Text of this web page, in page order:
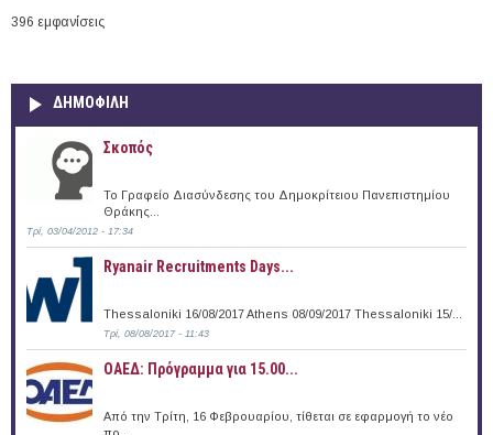
396 εμφανίσεις
ΔΗΜΟΦΙΛΗ
Σκοπός
Το Γραφείο Διασύνδεσης του Δημοκρίτειου Πανεπιστημίου
Θράκης...
Τρί, 03/04/2012 - 17:34
Ryanair Recruitments Days...
Thessaloniki 16/08/2017 Athens 08/09/2017 Thessaloniki 15/...
Τρί, 08/08/2017 - 11:43
ΟΑΕΔ: Πρόγραμμα για 15.00...
Από την Τρίτη, 16 Φεβρουαρίου, τίθεται σε εφαρμογή το νέο